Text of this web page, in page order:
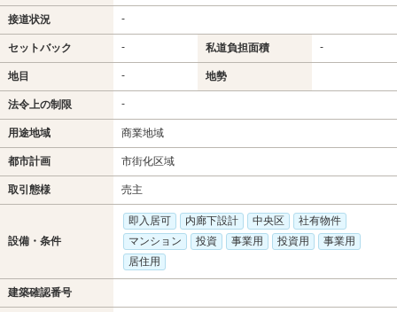
接道状況 -
セットバック - 私道負担面積 -
地目 - 地勢
法令上の制限 -
用途地域 商業地域
都市計画 市街化区域
取引態様 売主
設備・条件
即入居可 内廊下設計 中央区
社有物件
マンション
投資 事業用 投資用
事業用
居住用
建築確認番号